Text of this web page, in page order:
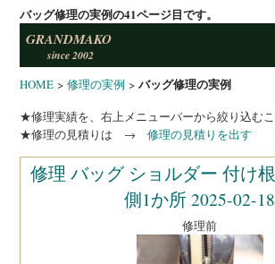
バッグ修理の実例の41ページ目です。
GRANDMAKO
since 2002
HOME >修理の実例 >バッグ修理の実例
★修理実績を、右上メニューバーから絞り込むこ
★修理の見積りは →修理の見積りを出す
修理 バッグ ショルダー 付け
側1か所 2025-02-18
修理前